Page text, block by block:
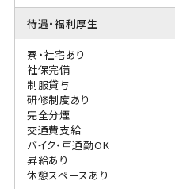
待遇・福利厚生
寮・社宅あり
社保完備
制服貸与
研修制度あり
完全分煙
交通費支給
バイク・車通勤OK
昇給あり
休憩スペースあり